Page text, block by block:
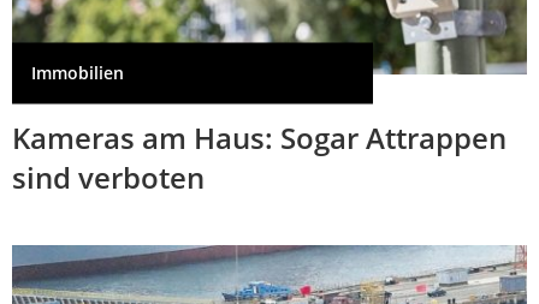
Immobilien
Kameras am Haus: Sogar Attrappen
sind verboten